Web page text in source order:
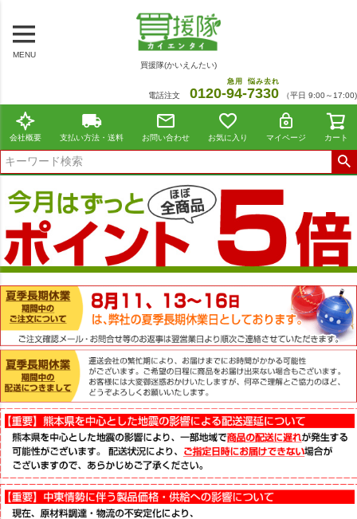
MENU
買援隊(かいえんたい)
電話注文 0120-94
急用
-7330
悩み去れ
（平日 9:00～17:00)
会社概要 支払い方法・送料 お問い合わせ お気に入り マイページ カート